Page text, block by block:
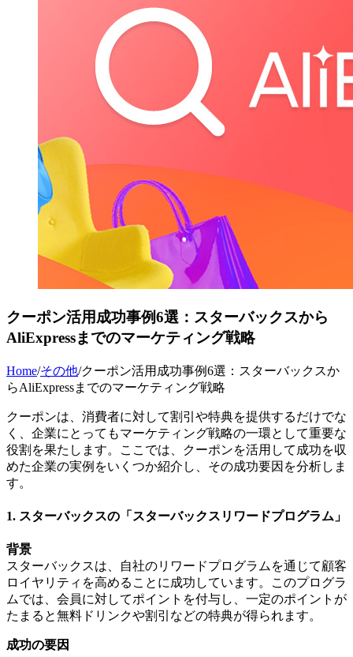
クーポン活用成功事例6選：スターバックスから
AliExpressまでのマーケティング戦略
Home/その他/クーポン活用成功事例6選：スターバックスか
らAliExpressまでのマーケティング戦略
クーポンは、消費者に対して割引や特典を提供するだけでな
く、企業にとってもマーケティング戦略の一環として重要な
役割を果たします。ここでは、クーポンを活用して成功を収
めた企業の実例をいくつか紹介し、その成功要因を分析しま
す。
1. スターバックスの「スターバックスリワードプログラム」
背景
スターバックスは、自社のリワードプログラムを通じて顧客
ロイヤリティを高めることに成功しています。このプログラ
ムでは、会員に対してポイントを付与し、一定のポイントが
たまると無料ドリンクや割引などの特典が得られます。
成功の要因